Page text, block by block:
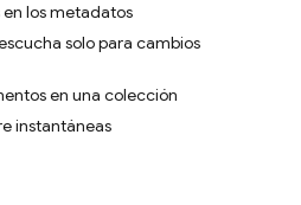
los metadatos
solo para cambios
en una colección
instantáneas